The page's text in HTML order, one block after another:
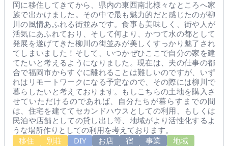
岡に移住してきてから、県内の東西南北様々なところへ家
族で出かけました。その中で最も魅力的だと感じたのが柳
川の風情あふれる街並みです。食事も美味しく、街や人が
活気にあふれており、そして何より、かつて水の都として
発展を遂げてきた柳川の街並みが美しくすっかり魅了され
てしまいました！そして、いつかぜひここで自分の家を建
てたいと考えるようになりました。現在は、夫の仕事の都
合で福岡市からすぐに離れることは難しいのですが、いず
れはリモートワークになる予定なので、その際には柳川で
暮らしたいと考えております。もしこちらの土地を購入さ
せていただけるのであれば、自分たちが暮らすまでの間
は、住宅を建ててセカンドハウスとしての利用、もしくは
民泊や店舗としての貸し出し等、地域がより活性化するよ
うな場所作りとしての利用を考えております。
移住
別荘 DIY お店 宿 事業
地域